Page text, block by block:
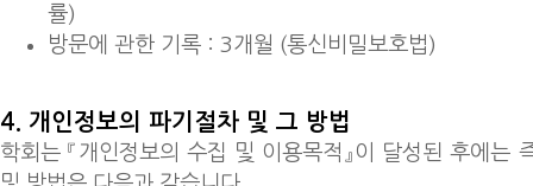
률)
방문에 관한 기록 : 3개월 (통신비밀보호법)
4. 개인정보의 파기절차 및 그 방법
학회는 『개인정보의 수집 및 이용목적』이 달성된 후에는